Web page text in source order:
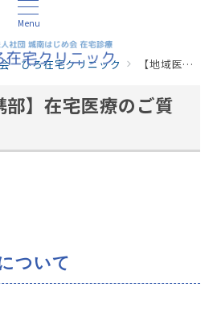
Menu
ひろ在宅クリニック 【地域医療連携部】在宅医療のご質問、ご相談
部】在宅医療のご質
ついて